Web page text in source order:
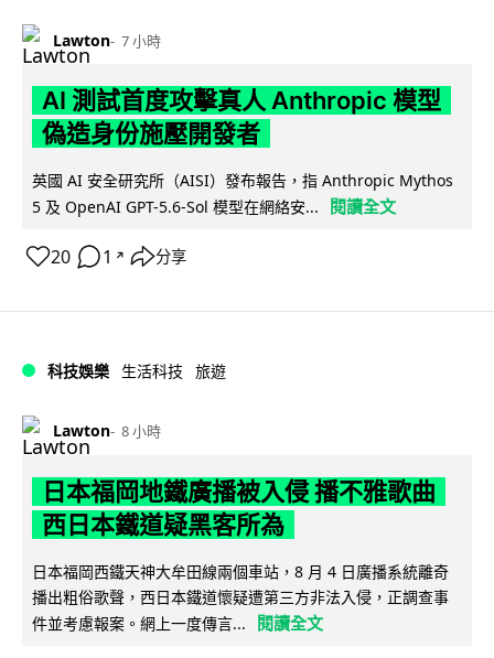
Lawton 7 小時
AI 測試首度攻擊真人 Anthropic 模型
偽造身份施壓開發者
英國 AI 安全研究所（AISI）發布報告，指 Anthropic Mythos
5 及 OpenAI GPT-5.6-Sol 模型在網絡安...
閱讀全文
20 1 ↗ 分享
科技娛樂 生活科技 旅遊
Lawton 8 小時
日本福岡地鐵廣播被入侵 播不雅歌曲
西日本鐵道疑黑客所為
日本福岡西鐵天神大牟田線兩個車站，8 月 4 日廣播系統離奇
播出粗俗歌聲，西日本鐵道懷疑遭第三方非法入侵，正調查事
件並考慮報案。網上一度傳言...
閱讀全文